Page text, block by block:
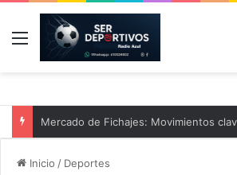
Menú
Inicio / Deportes